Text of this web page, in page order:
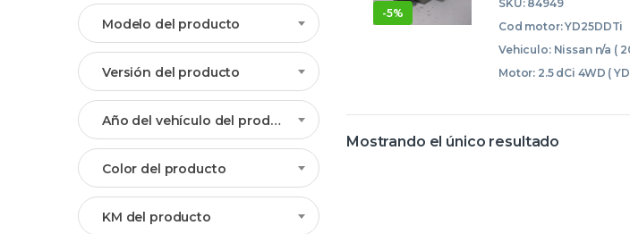
-5%
SKU: 84949
Cod motor: YD25DDTi
Vehiculo: Nissan n/a (
Motor: 2.5 dCi 4WD (
Mostrando el único resultado
Modelo del producto
Versión del producto
Año del vehículo del producto
Color del producto
KM del producto